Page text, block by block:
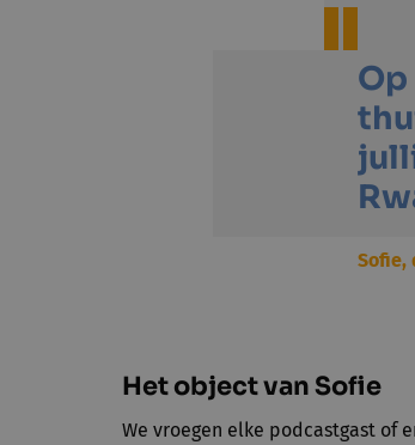
Sofie,
Het object van Sofie
We vroegen elke podcastgast of